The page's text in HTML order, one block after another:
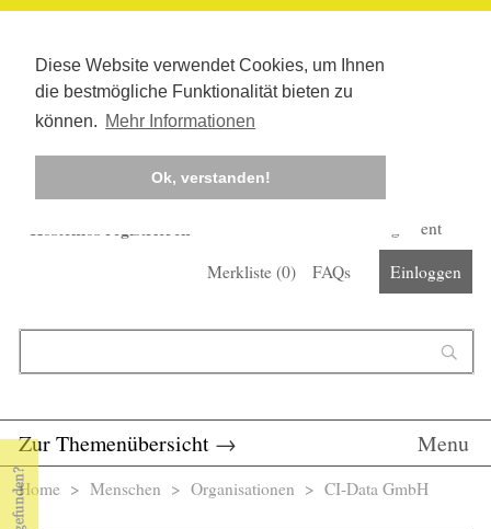
Diese Website verwendet Cookies, um Ihnen
die bestmögliche Funktionalität bieten zu
können. Mehr Informationen
Ok, verstanden!
Kostenlos registrieren
Corona-Management
Merkliste (0) FAQs Einloggen
Zur Themenübersicht → Menu
Sie sind hier
Home > Menschen > Organisationen > CI-Data GmbH